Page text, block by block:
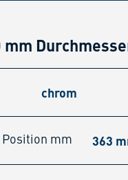
chrom
mm 363